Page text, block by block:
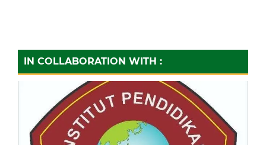
IN COLLABORATION WITH :